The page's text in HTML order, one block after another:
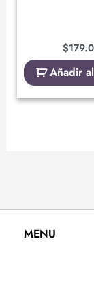
$
Añadir
MENU